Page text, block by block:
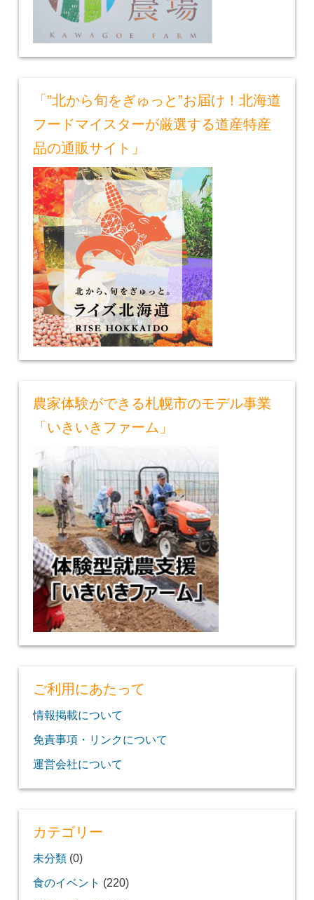
「”北から旬をぎゅっと”お届け！北海道
フードマイスターが厳選する道産特産
品の通販サイト」
農家体験ができる札幌市のモデル事業
「いきいきファーム」
ご利用にあたって
情報掲載について
免責事項・リンクについて
運営会社について
カテゴリー
未分類(0)
食のイベント (220)